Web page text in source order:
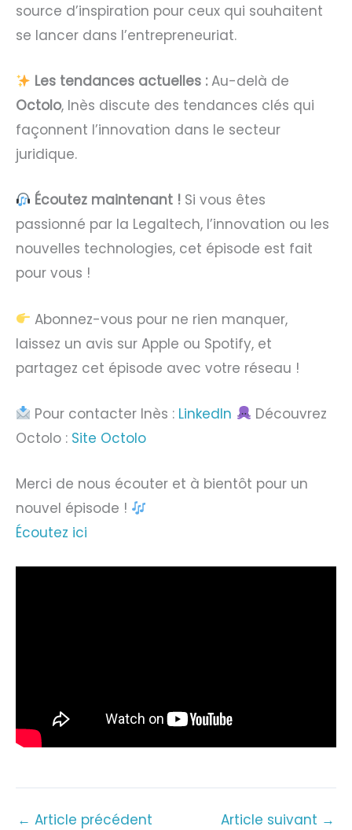
source d’inspiration pour ceux qui souhaitent
se lancer dans l’entrepreneuriat.
Les tendances actuelles :Au-delà de
Octolo, Inès discute des tendances clés qui
façonnent l’innovation dans le secteur
juridique.
Écoutez maintenant ! Si vous êtes
passionné par la Legaltech, l’innovation ou les
nouvelles technologies, cet épisode est fait
pour vous !
Abonnez-vous pour ne rien manquer,
laissez un avis sur Apple ou Spotify, et
partagez cet épisode avec votre réseau !
Pour contacter Inès : LinkedIn
Découvrez
Octolo : Site Octolo
Merci de nous écouter et à bientôt pour un
nouvel épisode !
Écoutez ici
← Article précédent Article suivant →